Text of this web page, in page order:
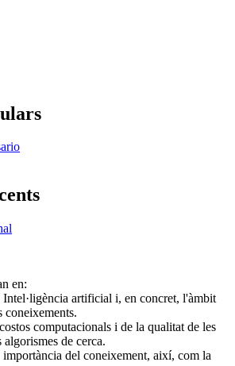
en:
artificial i, en concret, l'àmbit
coneixements.
computacionals i de la qualitat de les
de cerca.
del coneixement, així, com la